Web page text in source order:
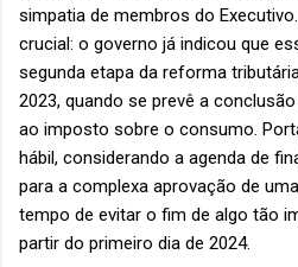
simpatia de membros do
crucial: o governo já indicou que
segunda etapa da reforma
2023, quando se prevê a
ao imposto sobre o consumo.
hábil, considerando a agenda de
para a complexa aprovação de
tempo de evitar o fim de algo tão
partir do primeiro dia de 2024.